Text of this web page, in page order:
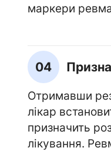
маркери
04
Отримавши
лікар
призначить
лікування.